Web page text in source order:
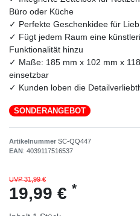
Büro oder Küche
✓ Perfekte Geschenkidee für
✓ Fügt jedem Raum eine
Funktionalität hinzu
✓ Maße: 185 mm x 102 mm x
einsetzbar
✓ Kunden loben die
SONDERANGEBOT
Artikelnummer SC-QQ447
EAN: 4039117516537
UVP 31,99 €
19,99 € *